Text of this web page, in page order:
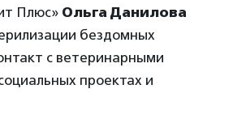
Плюс» Ольга Данилова
бездомных
с ветеринарными
проектах и